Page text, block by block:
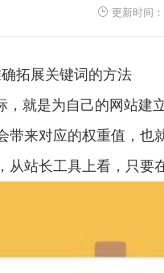
更新时间
拓展关键词的方法
，就是为自己的网站建
带来对应的权重值，也
从站长工具上看，只要